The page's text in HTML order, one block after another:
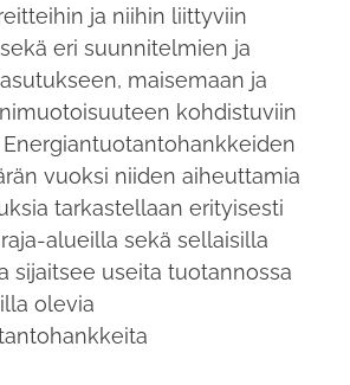
ja niihin liittyviin
eri suunnitelmien ja
maisemaan ja
kohdistuviin
vuoksi niiden aiheuttamia
tarkastellaan erityisesti
alueilla sekä sellaisilla
sijaitsee useita tuotannossa
olevia